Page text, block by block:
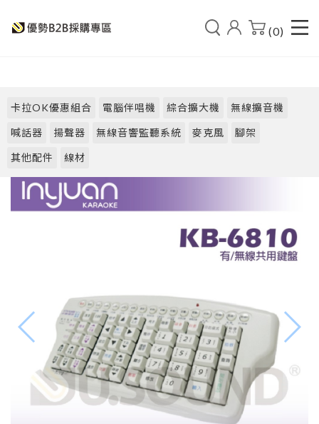
(0)
卡拉OK優惠組合 電腦伴唱機 綜合擴大機 無線擴音機
喊話器 揚聲器 無線音響監聽系統 麥克風 腳架
其他配件 線材